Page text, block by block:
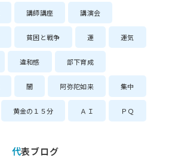
講師講座 講演会
貧困と戦争 運 運気
違和感 部下育成
闇 阿弥陀如来 集中
黄金の１５分 ＡＩ ＰＱ
代表ブログ